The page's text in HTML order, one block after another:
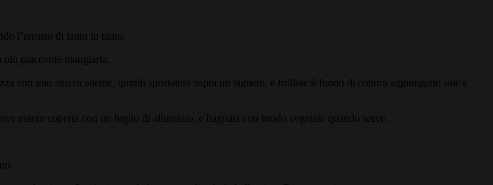
l’arrosto di tanto in tanto.
più piacevole mangiarla.
con uno stuzzicadente, quindi spostatelo sopra un tagliere, e frullate il fondo di cottura aggiungedo sale e
essere coperta con un foglio di alluminio, e bagnata con brodo vegetale quando serve.